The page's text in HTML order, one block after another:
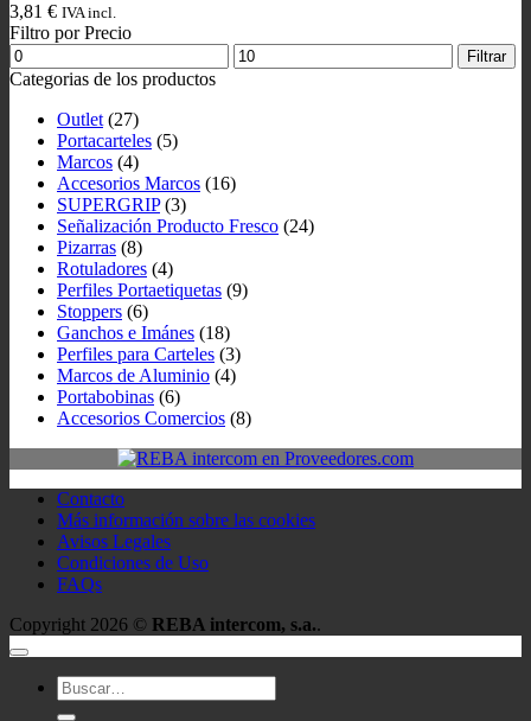
3,81 € IVA incl.
Filtro por Precio
Precio
mínimo
Precio
máximo
Filtrar
Categorias de los productos
Outlet (27)
Portacarteles (5)
Marcos (4)
Accesorios Marcos (16)
SUPERGRIP (3)
Señalización Producto Fresco (24)
Pizarras (8)
Rotuladores (4)
Perfiles Portaetiquetas (9)
Stoppers (6)
Ganchos e Imánes (18)
Perfiles para Carteles (3)
Marcos de Aluminio (4)
Portabobinas (6)
Accesorios Comercios (8)
Contacto
Más información sobre las cookies
Avisos Legales
Condiciones de Uso
FAQs
Copyright 2026 © REBA intercom, s.a..
Buscar
por: